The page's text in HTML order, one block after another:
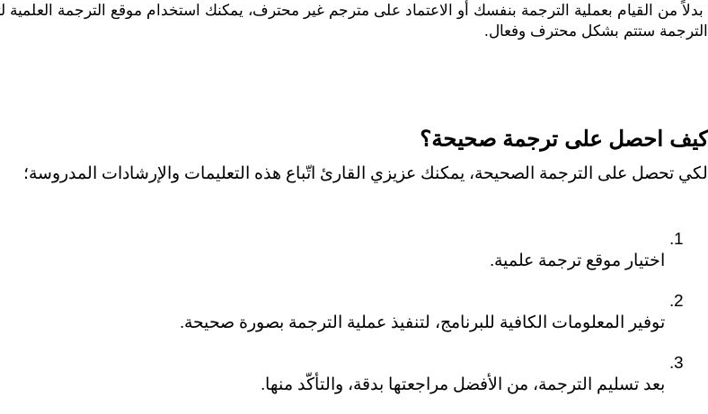
الترجمة ستتم بشكل محترف وفعال.
كيف احصل على ترجمة صحيحة؟
لكي تحصل على الترجمة الصحيحة، يمكنك عزيزي القارئ اتّباع هذه التعليمات والإرشادات المدروسة؛
اختيار موقع ترجمة علمية.
توفير المعلومات الكافية للبرنامج، لتنفيذ عملية الترجمة بصورة صحيحة.
بعد تسليم الترجمة، من الأفضل مراجعتها بدقة، والتأكّد منها.